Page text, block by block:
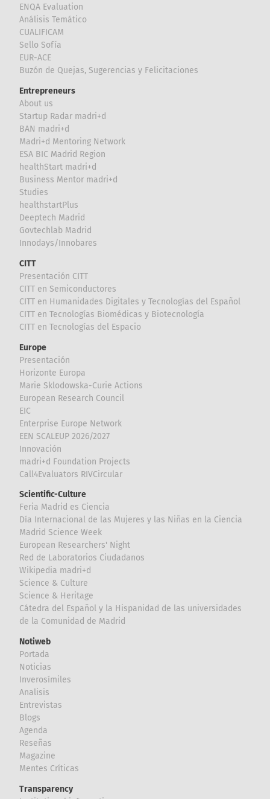
ENQA Evaluation
Análisis Temático
CUALIFICAM
Sello Sofía
EUR-ACE
Buzón de Quejas, Sugerencias y Felicitaciones
Entrepreneurs
About us
Startup Radar madri+d
BAN madri+d
Madri+d Mentoring Network
ESA BIC Madrid Region
healthStart madri+d
Business Mentor madri+d
Studies
healthstartPlus
Deeptech Madrid
Govtechlab Madrid
Innodays/Innobares
CITT
Presentación CITT
CITT en Semiconductores
CITT en Humanidades Digitales y Tecnologías del Español
CITT en Tecnologías Biomédicas y Biotecnología
CITT en Tecnologías del Espacio
Europe
Presentación
Horizonte Europa
Marie Sklodowska-Curie Actions
European Research Council
EIC
Enterprise Europe Network
EEN SCALEUP 2026/2027
Innovación
madri+d Foundation Projects
Call4Evaluators RIVCircular
Scientific-Culture
Feria Madrid es Ciencia
Día Internacional de las Mujeres y las Niñas en la Ciencia
Madrid Science Week
European Researchers' Night
Red de Laboratorios Ciudadanos
Wikipedia madri+d
Science & Culture
Science & Heritage
Cátedra del Español y la Hispanidad de las universidades
de la Comunidad de Madrid
Notiweb
Portada
Noticias
Inverosímiles
Analisis
Entrevistas
Blogs
Agenda
Reseñas
Magazine
Mentes Críticas
Transparency